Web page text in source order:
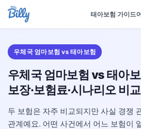
태아보험 가이드
우체국 엄마보험 vs 태아보험
우체국 엄마보험 vs 태아
보장·보험료·시나리오 비교
두 보험은 자주 비교되지만 사실 경쟁
관계예요. 어떤 사건에서 어느 보험이